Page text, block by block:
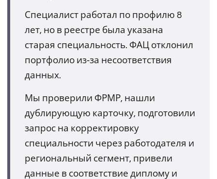
Специалист работал по профилю 8
лет, но в реестре была указана
старая специальность. ФАЦ отклонил
портфолио из‑за несоответствия
данных.
Мы проверили ФРМР, нашли
дублирующую карточку, подготовили
запрос на корректировку
специальности через работодателя и
региональный сегмент, привели
данные в соответствие диплому и